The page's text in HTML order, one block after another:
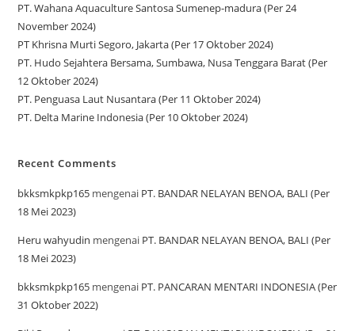
PT. Wahana Aquaculture Santosa Sumenep-madura (Per 24
November 2024)
PT Khrisna Murti Segoro, Jakarta (Per 17 Oktober 2024)
PT. Hudo Sejahtera Bersama, Sumbawa, Nusa Tenggara Barat (Per
12 Oktober 2024)
PT. Penguasa Laut Nusantara (Per 11 Oktober 2024)
PT. Delta Marine Indonesia (Per 10 Oktober 2024)
Recent Comments
bkksmkpkp165 mengenai PT. BANDAR NELAYAN BENOA, BALI (Per
18 Mei 2023)
Heru wahyudin mengenai PT. BANDAR NELAYAN BENOA, BALI (Per
18 Mei 2023)
bkksmkpkp165 mengenai PT. PANCARAN MENTARI INDONESIA (Per
31 Oktober 2022)